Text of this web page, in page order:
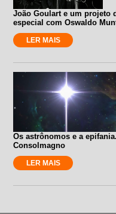
João Goulart e um projeto
especial com Oswaldo
LER MAIS
Os astrônomos e a
Consolmagno
LER MAIS